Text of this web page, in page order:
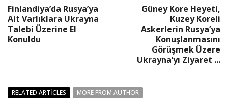
Finlandiya’da Rusya’ya
Ait Varlıklara Ukrayna
Talebi Üzerine El
Konuldu
Güney Kore Heyeti,
Kuzey Koreli
Askerlerin Rusya’ya
Konuşlanmasını
Görüşmek Üzere
Ukrayna’yı Ziyaret ...
RELATED ARTICLES
MORE FROM AUTHOR